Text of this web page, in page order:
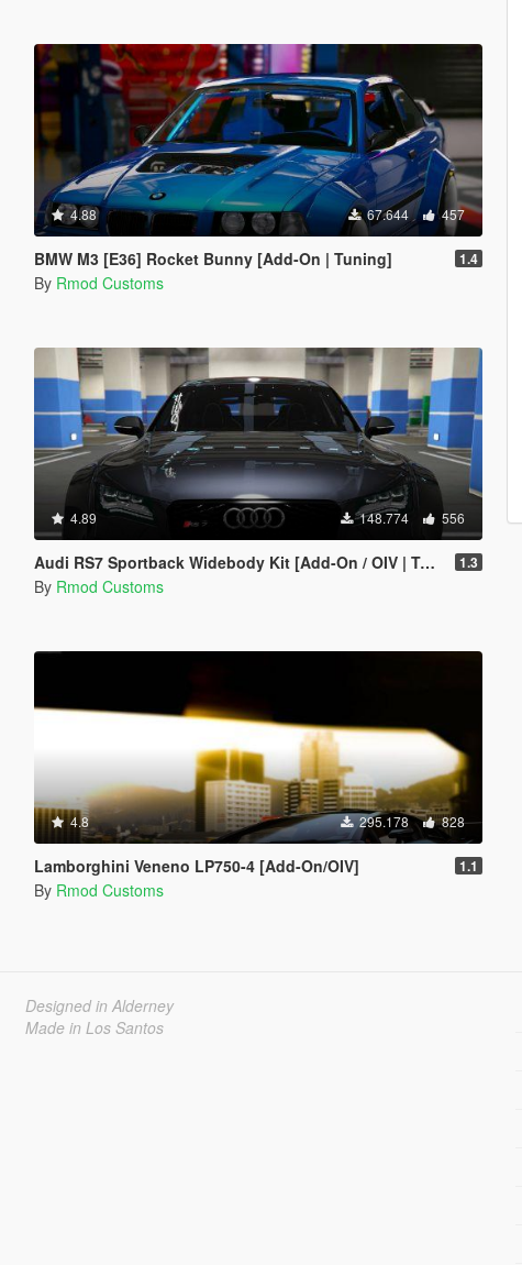
4.88 67.644 457
BMW M3 [E36] Rocket Bunny [Add-On | Tuning] 1.4
By Rmod Customs
4.89 148.774 556
Audi RS7 Sportback Widebody Kit [Add-On / OIV | Tuning | Auto-Spoiler] 1.3
By Rmod Customs
4.8 295.178 828
Lamborghini Veneno LP750-4 [Add-On/OIV] 1.1
By Rmod Customs
Designed in Alderney
Made in Los Santos